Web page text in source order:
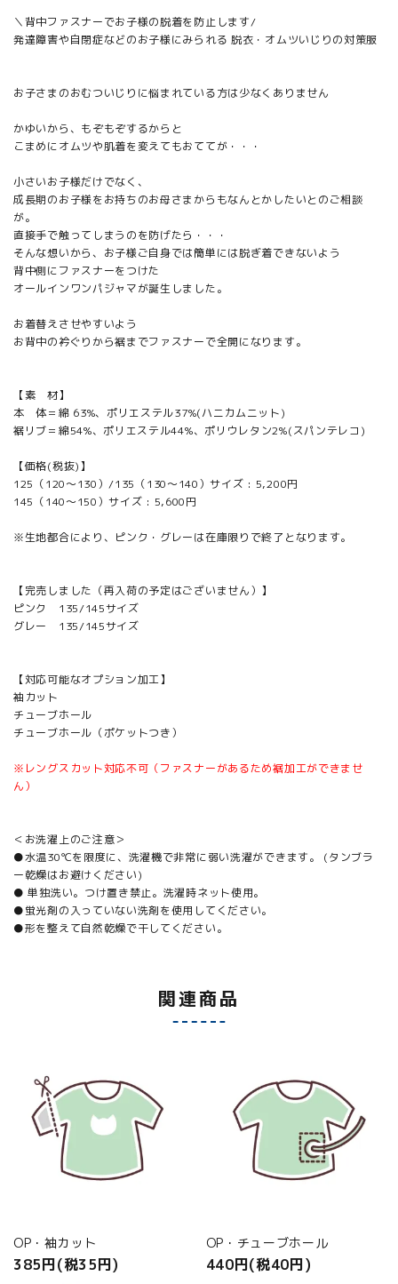
＼背中ファスナーでお子様の脱着を防止します/
発達障害や自閉症などのお子様にみられる 脱衣・オムツいじりの対策服
お子さまのおむついじりに悩まれている方は少なくありません
かゆいから、もぞもぞするからと
こまめにオムツや肌着を変えてもおててが・・・
小さいお子様だけでなく、
成長期のお子様をお持ちのお母さまからもなんとかしたいとのご相談
が。
直接手で触ってしまうのを防げたら・・・
そんな想いから、お子様ご自身では簡単には脱ぎ着できないよう
背中側にファスナーをつけた
オールインワンパジャマが誕生しました。
お着替えさせやすいよう
お背中の衿ぐりから裾までファスナーで全開になります。
【素 材】
本 体＝綿 63%、ポリエステル37%(ハニカムニット)
裾リブ＝綿54%、ポリエステル44%、ポリウレタン2%(スパンテレコ)
【価格(税抜)】
125（120～130）/135（130～140）サイズ : 5,200円
145（140～150）サイズ : 5,600円
※生地都合により、ピンク・グレーは在庫限りで終了となります。
【完売しました（再入荷の予定はございません）】
ピンク 135/145サイズ
グレー 135/145サイズ
【対応可能なオプション加工】
袖カット
チューブホール
チューブホール（ポケットつき）
※レングスカット対応不可（ファスナーがあるため裾加工ができませ
ん）
＜お洗濯上のご注意＞
●水温30℃を限度に、洗濯機で非常に弱い洗濯ができます。 (タンブラ
ー乾燥はお避けください)
● 単独洗い。つけ置き禁止。洗濯時ネット使用。
●蛍光剤の入っていない洗剤を使用してください。
●形を整えて自然乾燥で干してください。
関連商品
OP・袖カット
385円(税35円)
OP・チューブホール
440円(税40円)